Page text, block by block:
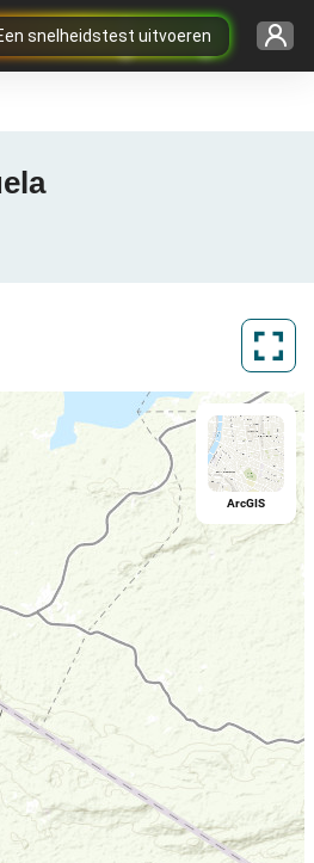
snelheidstest uitvoeren
ArcGIS